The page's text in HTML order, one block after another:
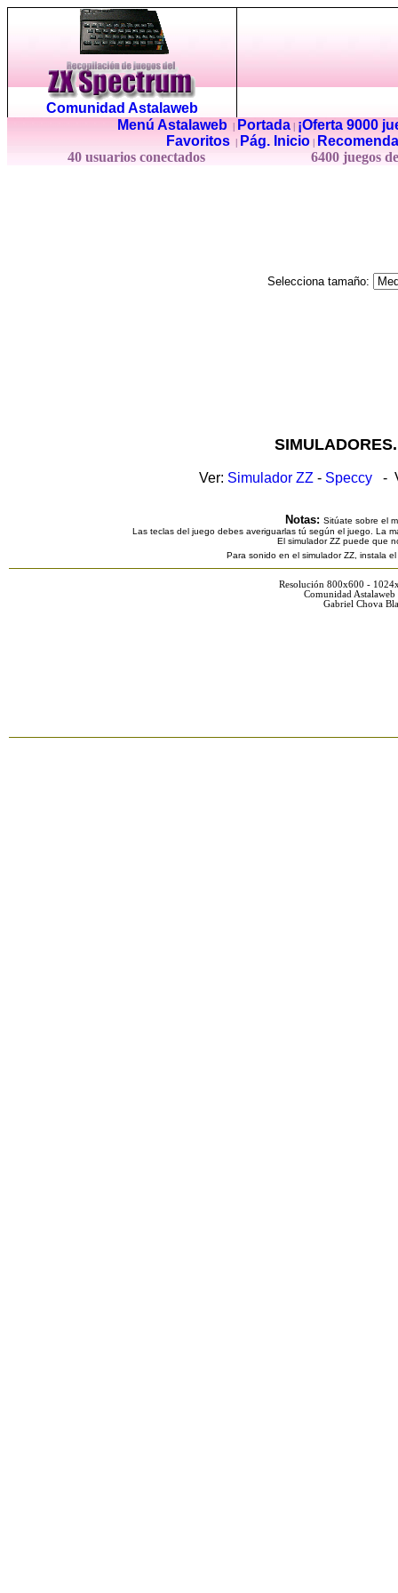
Comunidad Astalaweb
Menú Astalaweb| Portada|
¡Oferta 9000
Favoritos
Pág. Inicio
40 usuarios conectados
6400 juegos
Selecciona tamaño:
Ver: Simulador ZZ - Speccy -
Notas: Sitúate sobre el
Las teclas del juego debes averiguarlas tú según el juego. La
El simulador ZZ puede que
Para sonido en el simulador ZZ, instala
Resolución 800x600 -
Comunidad
Gabriel Chova